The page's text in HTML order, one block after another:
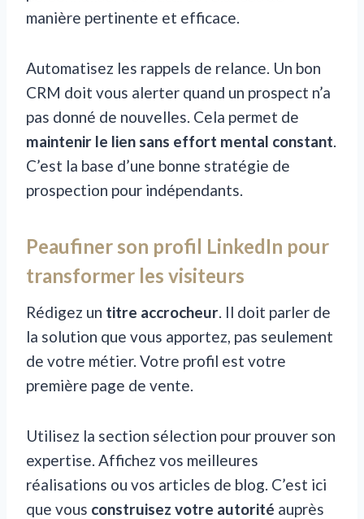
manière pertinente et efficace.
Automatisez les rappels de relance. Un bon
CRM doit vous alerter quand un prospect n’a
pas donné de nouvelles. Cela permet de
maintenir le lien sans effort mental constant.
C’est la base d’une bonne stratégie de
prospection pour indépendants.
Peaufiner son profil LinkedIn pour
transformer les visiteurs
Rédigez un titre accrocheur. Il doit parler de
la solution que vous apportez, pas seulement
de votre métier. Votre profil est votre
première page de vente.
Utilisez la section sélection pour prouver son
expertise. Affichez vos meilleures
réalisations ou vos articles de blog. C’est ici
que vous construisez votre autorité auprès